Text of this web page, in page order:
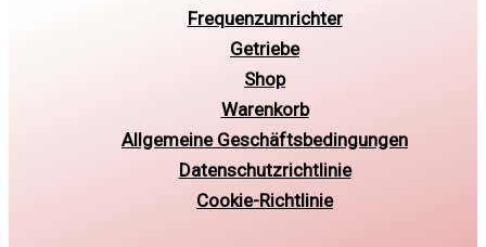
Frequenzumrichter
Getriebe
Shop
Warenkorb
Allgemeine Geschäftsbedingungen
Datenschutzrichtlinie
Cookie-Richtlinie